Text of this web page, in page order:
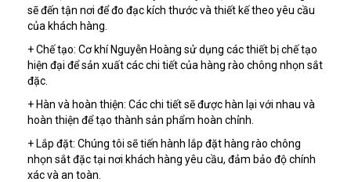
sẽ đến tận nơi để đo đạc kích thước và thiết kế theo yêu cầu
của khách hàng.
+ Chế tạo: Cơ khí Nguyễn Hoàng sử dụng các thiết bị chế tạo
hiện đại để sản xuất các chi tiết của hàng rào chông nhọn sắt
đặc.
+ Hàn và hoàn thiện: Các chi tiết sẽ được hàn lại với nhau và
hoàn thiện để tạo thành sản phẩm hoàn chỉnh.
+ Lắp đặt: Chúng tôi sẽ tiến hành lắp đặt hàng rào chông
nhọn sắt đặc tại nơi khách hàng yêu cầu, đảm bảo độ chính
xác và an toàn.